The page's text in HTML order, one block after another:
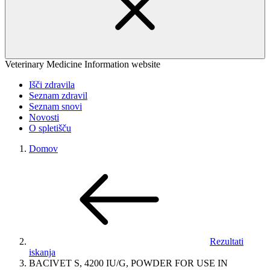
Veterinary Medicine Information website
Išči zdravila
Seznam zdravil
Seznam snovi
Novosti
O spletišču
Domov
Rezultati
iskanja
BACIVET S, 4200 IU/G, POWDER FOR USE IN